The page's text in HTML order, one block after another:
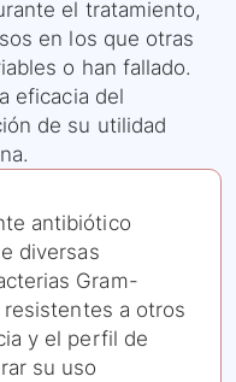
el tratamiento,
en los que otras
o han fallado.
eficacia del
de su utilidad
antibiótico
diversas
Gram-
a otros
y el perfil de
su uso